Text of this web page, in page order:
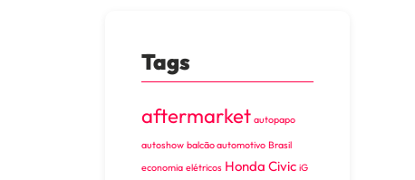
Tags
aftermarket autopapo
autoshow balcão automotivo Brasil
economia elétricos Honda Civic iG